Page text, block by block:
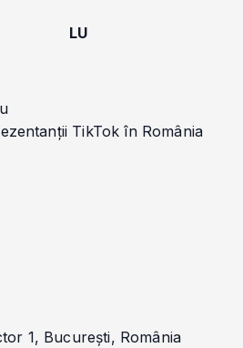
LU
TikTok în România
1, București, România